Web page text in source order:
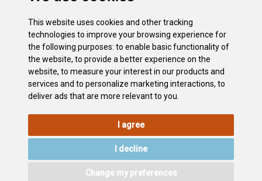
This website uses cookies and other tracking
technologies to improve your browsing experience for
the following purposes: to enable basic functionality of
the website, to provide a better experience on the
website, to measure your interest in our products and
services and to personalize marketing interactions, to
deliver ads that are more relevant to you
I agree
I decline
Change my preferences
Puerto de la Cruz Cultural Agenda
Leal Theatre (La Laguna)
Magma Arte & Congresos
Auditorio Infanta Leonor
Auditorio de Guía de Isora
Auditorio de Adeje
PRIVACY
POLICY
CONTACT
Wonderful Tenerife . Todos los derechos reservados.